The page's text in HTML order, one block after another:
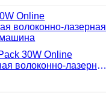
30W Online
волоконно-лазерная